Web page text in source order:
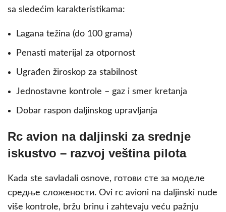
sa sledećim karakteristikama:
Lagana težina (do 100 grama)
Penasti materijal za otpornost
Ugrađen žiroskop za stabilnost
Jednostavne kontrole – gaz i smer kretanja
Dobar raspon daljinskog upravljanja
Rc avion na daljinski za srednje
iskustvo – razvoj veština pilota
Kada ste savladali osnove, готови сте за моделе
средње сложености. Ovi rc avioni na daljinski nude
više kontrole, bržu brinu i zahtevaju veću pažnju